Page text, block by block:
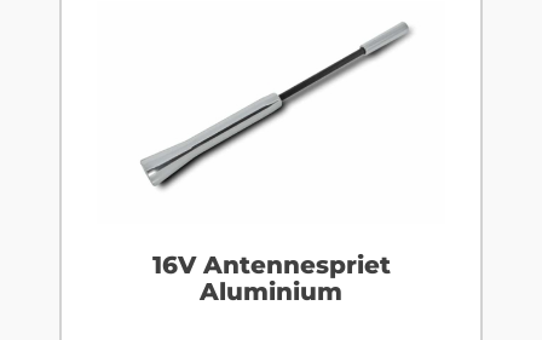
16V Antennespriet
Aluminium